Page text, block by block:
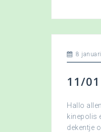
8
11/01
Hallo
kinepolis
dekentje